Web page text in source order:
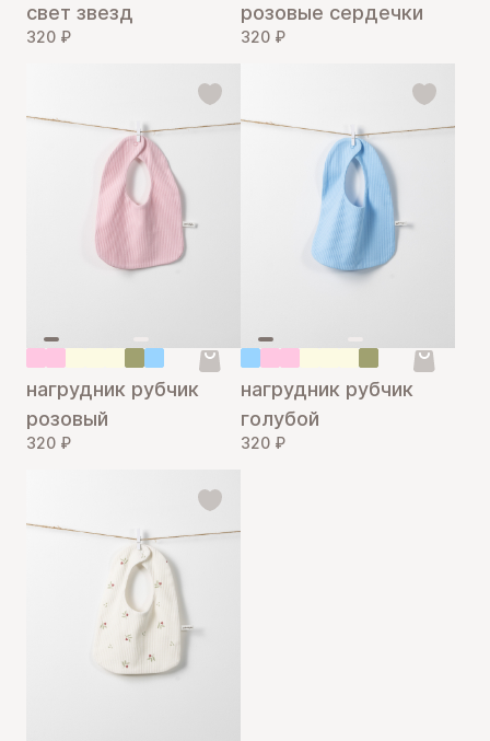
свет звезд
320 ₽
розовые сердечки
320 ₽
нагрудник рубчик
розовый
320 ₽
нагрудник рубчик
голубой
320 ₽